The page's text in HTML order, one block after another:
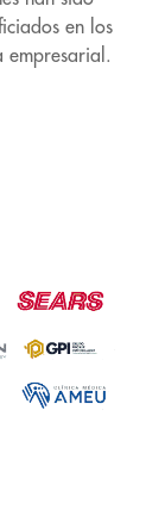
en los
empresarial.